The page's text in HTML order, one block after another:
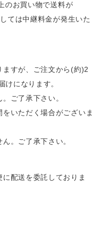
のお買い物で送料が
ては中継料金が発生いた
すが、ご注文から(約)2
になります。
ご了承下さい。
いただく場合がございま
。ご了承下さい。
配送を委託しておりま